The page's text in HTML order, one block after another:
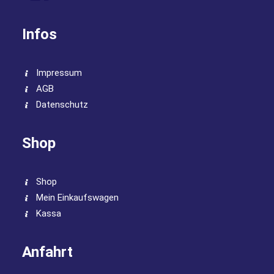
Infos
Impressum
AGB
Datenschutz
Shop
Shop
Mein Einkaufswagen
Kassa
Anfahrt